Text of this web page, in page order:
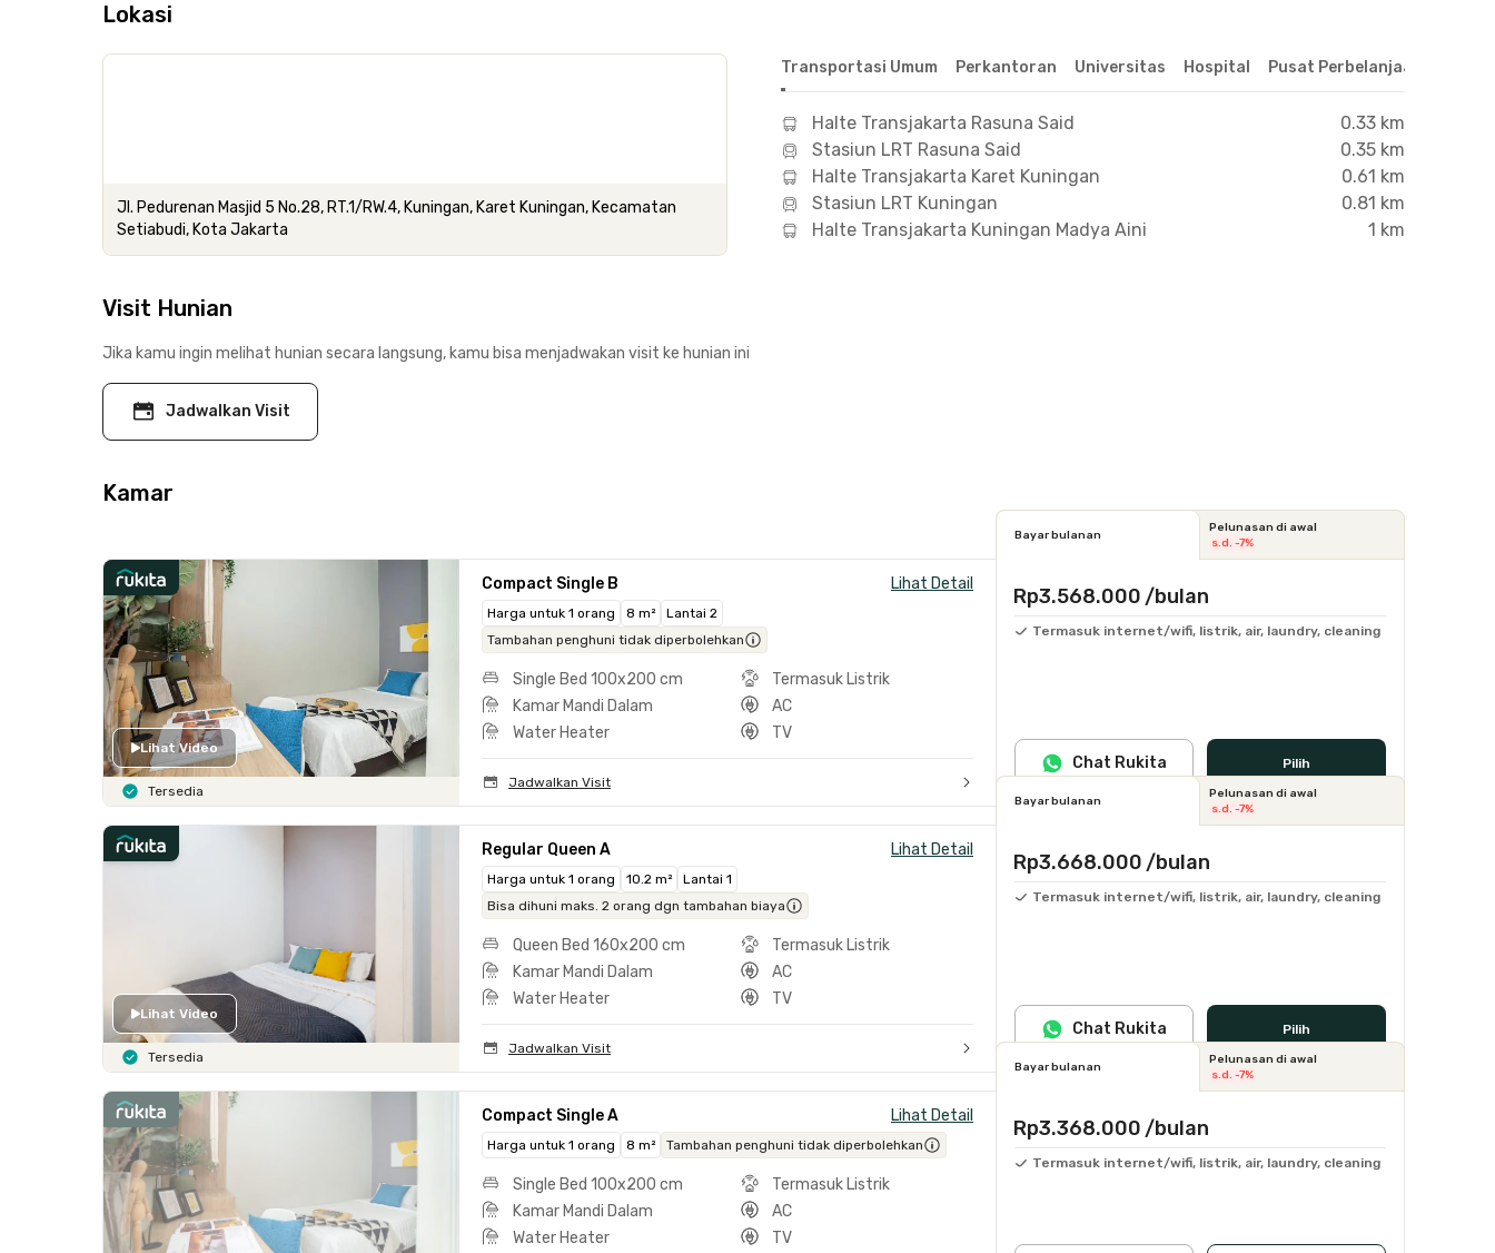
Lokasi
Jl. Pedurenan Masjid 5 No.28, RT.1/RW.4, Kuningan, Karet Kuningan, Kecamatan
Setiabudi, Kota Jakarta
Transportasi Umum Perkantoran Universitas Hospital Pusat Perbelanjaan &
Halte Transjakarta Rasuna Said
0.33 km
Stasiun LRT Rasuna Said
0.35 km
Halte Transjakarta Karet Kuningan
0.61 km
Stasiun LRT Kuningan
0.81 km
Halte Transjakarta Kuningan Madya Aini
1 km
Visit Hunian
Jika kamu ingin melihat hunian secara langsung, kamu bisa menjadwakan visit ke hunian ini
Jadwalkan Visit
Kamar
Lihat Video
Tersedia
Compact Single B Lihat Detail
Harga untuk 1 orang 8 m²
Lantai 2
Tambahan penghuni tidak diperbolehkan
Single Bed 100x200 cm
Termasuk Listrik
Kamar Mandi Dalam
AC
Water Heater
TV
Jadwalkan Visit
Bayar bulanan
Pelunasan di awal
s.d. -7%
Rp3.568.000 /bulan
Termasuk internet/wifi, listrik, air, laundry, cleaning
Pilih
Chat Rukita
Lihat Video
Tersedia
Regular Queen A Lihat Detail
Harga untuk 1 orang 10.2 m²
Lantai 1
Bisa dihuni maks. 2 orang dgn tambahan biaya
Queen Bed 160x200 cm
Termasuk Listrik
Kamar Mandi Dalam
AC
Water Heater
TV
Jadwalkan Visit
Bayar bulanan
Pelunasan di awal
s.d. -7%
Rp3.668.000 /bulan
Termasuk internet/wifi, listrik, air, laundry, cleaning
Pilih
Chat Rukita
Compact Single A Lihat Detail
Harga untuk 1 orang 8 m² Tambahan penghuni tidak diperbolehkan
Single Bed 100x200 cm
Termasuk Listrik
Kamar Mandi Dalam
AC
Water Heater
TV
Bayar bulanan
Pelunasan di awal
s.d. -7%
Rp3.368.000 /bulan
Termasuk internet/wifi, listrik, air, laundry, cleaning